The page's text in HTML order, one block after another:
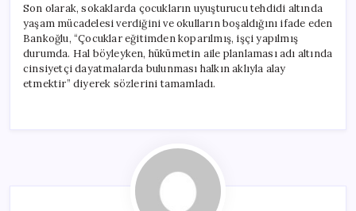
Son olarak, sokaklarda çocukların uyuşturucu tehdidi altında
yaşam mücadelesi verdiğini ve okulların boşaldığını ifade eden
Bankoğlu, “Çocuklar eğitimden koparılmış, işçi yapılmış
durumda. Hal böyleyken, hükümetin aile planlaması adı altında
cinsiyetçi dayatmalarda bulunması halkın aklıyla alay
etmektir” diyerek sözlerini tamamladı.